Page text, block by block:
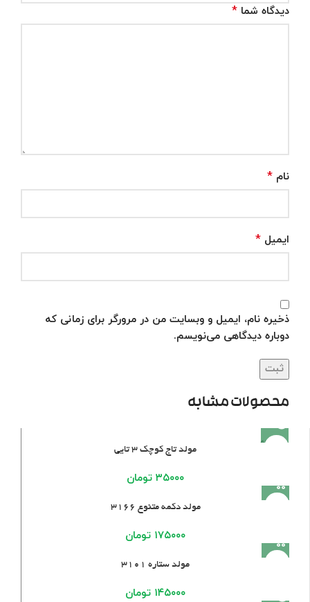
دیدگاه شما *
نام *
ایمیل *
ذخیره نام، ایمیل و وبسایت من در مرورگر برای زمانی که
دوباره دیدگاهی می‌نویسم.
محصولات مشابه
فروخته
مولد تاج کوچک ۳ تایی
۳۵۰۰۰ تومان
مولد دکمه متنوع 3166
۱۷۵۰۰۰ تومان
مولد ستاره ۳۱۰۱
۱۴۵۰۰۰ تومان